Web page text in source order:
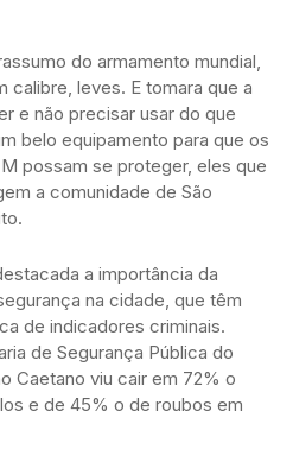
do armamento mundial,
calibre, leves. E tomara que a
e não precisar usar do que
belo equipamento para que os
possam se proteger, eles que
a comunidade de São
a importância da
na cidade, que têm
de indicadores criminais.
de Segurança Pública do
Caetano viu cair em 72% o
e de 45% o de roubos em